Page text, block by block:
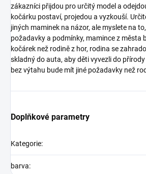
zákazníci přijdou pro určitý model a
kočárku postaví, projedou a vyzkouší.
jiných maminek na názor, ale myslete na
požadavky a podmínky, mamince z města
kočárek než rodině z hor, rodina se
skladný do auta, aby děti vyvezli do
bez výtahu bude mít jiné požadavky než
Doplňkové parametry
Kategorie:
barva: